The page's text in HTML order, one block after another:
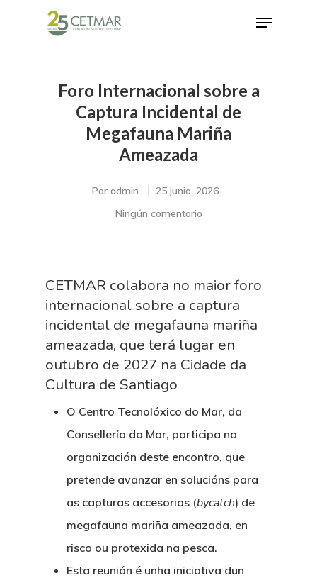
Hit enter to search or ESC to close
Foro Internacional sobre a
Captura Incidental de
Megafauna Mariña
Ameazada
Por admin
25 junio, 2026
Ningún comentario
CETMAR colabora no maior foro
internacional sobre a captura
incidental de megafauna mariña
ameazada, que terá lugar en
outubro de 2027 na Cidade da
Cultura de Santiago
O Centro Tecnolóxico do Mar, da
Consellería do Mar, participa na
organización deste encontro, que
pretende avanzar en solucións para
as capturas accesorias (bycatch) de
megafauna mariña ameazada, en
risco ou protexida na pesca.
Esta reunión é unha iniciativa dun